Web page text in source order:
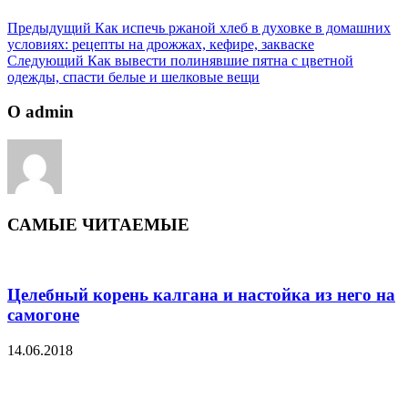
Предыдущий Как испечь ржаной хлеб в духовке в домашних
условиях: рецепты на дрожжах, кефире, закваске
Следующий Как вывести полинявшие пятна с цветной
одежды, спасти белые и шелковые вещи
О admin
САМЫЕ ЧИТАЕМЫЕ
Целебный корень калгана и настойка из него на
самогоне
14.06.2018